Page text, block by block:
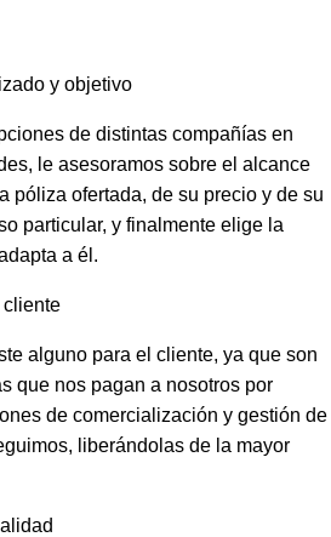
y objetivo
de distintas compañías en
le asesoramos sobre el alcance
póliza ofertada, de su precio y de su
particular, y finalmente elige la
a él.
cliente
alguno para el cliente, ya que son
que nos pagan a nosotros por
de comercialización y gestión de
liberándolas de la mayor